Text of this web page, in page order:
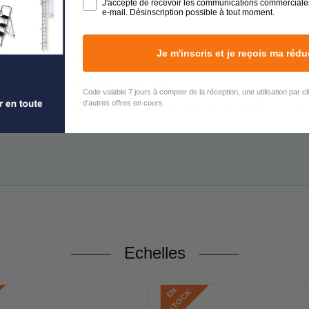
sont à votre écoute !
à votre disposition du lundi au vendredi de 9h00 à 17h00
Echelles
E
N
S
T
O
C
K
J'accepte de recevoir les communications
e-mail. Désinscription possible à tout moment.
Je m'inscris et je reçois ma
Code valable 7 jours à compter de la réception, une utilisation par
d'autres offres en cours.